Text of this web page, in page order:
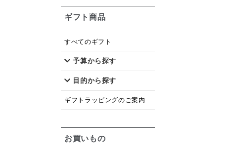
ギフト商品
すべてのギフト
予算から探す
目的から探す
ギフトラッピングのご案内
お買いもの